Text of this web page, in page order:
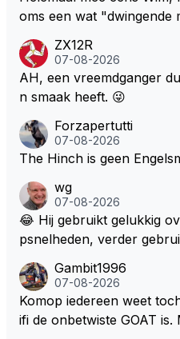
oms een wat "dwingende
l bij Windsor op te
aces zijn dit leuke
ZX12R
07-08-2026
AH, een vreemdganger
n smaak heeft. 😜
Forzapertutti
07-08-2026
The Hinch is geen
wg
07-08-2026
😂 Hij gebruikt gelukkig
psnelheden, verder
een bocht zegt helemaal
eeft hij sowieso gelijk 😂.
Gambit1996
07-08-2026
Komop iedereen weet
ifi de onbetwiste GOAT